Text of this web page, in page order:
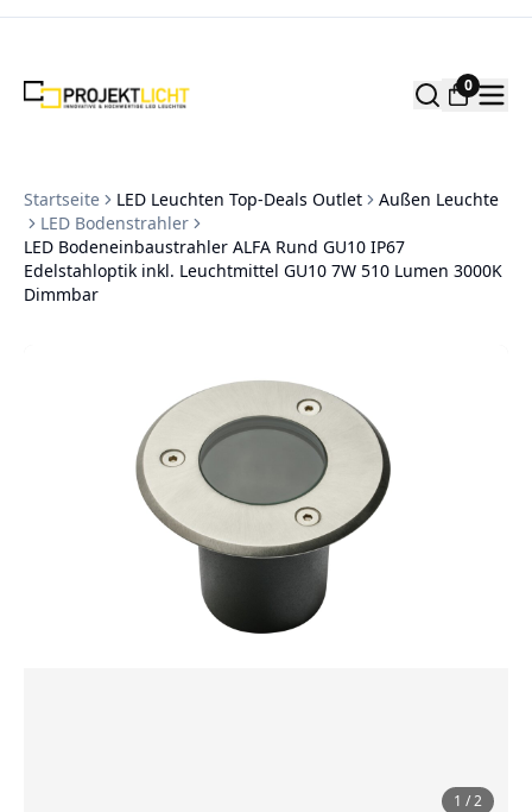
Zum Inhalt springen
0
Startseite LED Leuchten Top-Deals Outlet
Außen Leuchte
LED Bodenstrahler
LED Bodeneinbaustrahler ALFA Rund GU10 IP67
Edelstahloptik inkl. Leuchtmittel GU10 7W 510 Lumen 3000K
Dimmbar
1 /2